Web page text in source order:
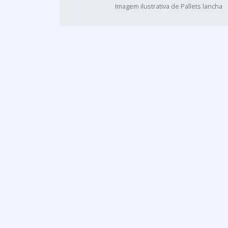
Imagem ilustrativa de Pallets lancha